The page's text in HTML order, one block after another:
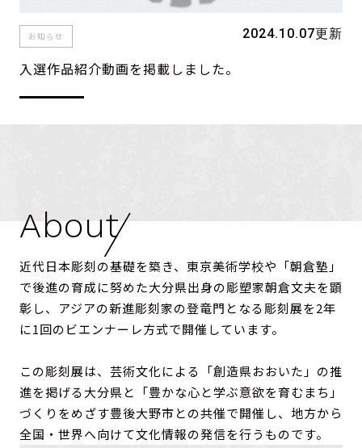
Entry
Archive
English
中文
ไทย
Bahasa Melayu
お知らせ 2024.10.07更新
入選作品紹介動画を掲載しました。
About
近代日本彫刻の基礎を築き、東京美術学校や「朝倉塾」
で後進の育成に努めた大分県出身の彫塑家朝倉文夫を顕
彰し、アジアの新進彫刻家の登竜門となる彫刻展を2年
に1回のビエンナーレ方式で開催しています。
この彫刻展は、芸術文化による「創造県おおいた」の推
進を掲げる大分県と「豊かな心と学ぶ意欲を育むまち」
づくりをめざす豊後大野市との共催で開催し、地方から
全国・世界へ向けて文化情報の発信を行うものです。